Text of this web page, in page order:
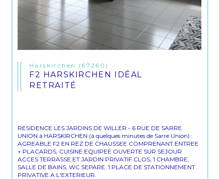
Harskirchen (67260)
F2 HARSKIRCHEN IDÉAL
RETRAITÉ
RESIDENCE LES JARDINS DE WILLER - 6 RUE DE SARRE
UNION à HARSKIRCHEN (à quelques minutes de Sarre Union) :
AGREABLE F2 EN REZ DE CHAUSSEE COMPRENANT ENTREE
+ PLACARDS, CUISINE EQUIPEE OUVERTE SUR SEJOUR
ACCES TERRASSE ET JARDIN PRIVATIF CLOS, 1 CHAMBRE,
SALLE DE BAINS, WC SEPARE. 1 PLACE DE STATIONNEMENT
PRIVATIVE A L'EXTERIEUR.